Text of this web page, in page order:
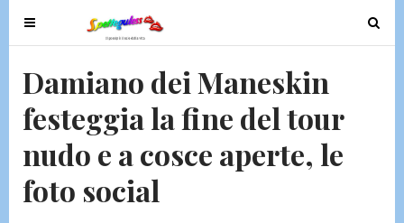
T
o
l
e
n
T
o
Damiano dei Maneskin
festeggia la fine del tour
nudo e a cosce aperte, le
foto social